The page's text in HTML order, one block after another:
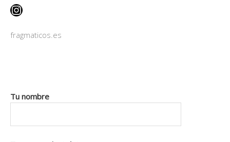
Instagram
fragmaticos.es
Tu nombre